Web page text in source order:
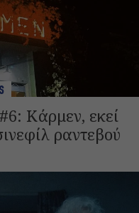
Κάρμεν, εκεί
ραντεβού